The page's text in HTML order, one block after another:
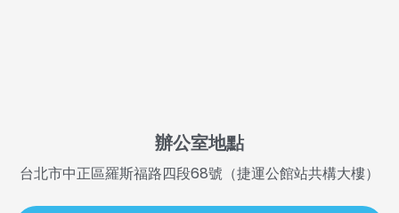
辦公室地點
台北市中正區羅斯福路四段68號（捷運公館站共構大樓）